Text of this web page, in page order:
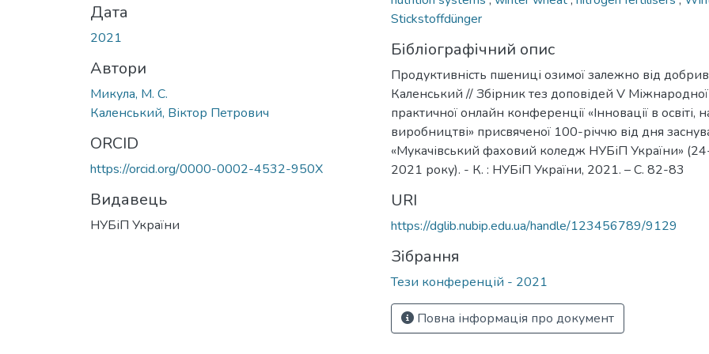
Дата
2021
Автори
Микула, М. С.
Каленський, Віктор Петрович
ORCID
https://orcid.org/0000-0002-4532-950X
Видавець
НУБіП України
Stickstoffdünger
Бібліографічний опис
Продуктивність пшениці озимої залежно від
Каленський // Збірник тез доповідей V
практичної онлайн конференції «Інновації в освіті,
виробництві» присвяченої 100-річчю від дня
«Мукачівський фаховий коледж НУБіП України»
2021 року). - К. : НУБіП України, 2021. – С. 82-83
URI
https://dglib.nubip.edu.ua/handle/123456789/9129
Зібрання
Тези конференцій - 2021
Повна інформація про документ